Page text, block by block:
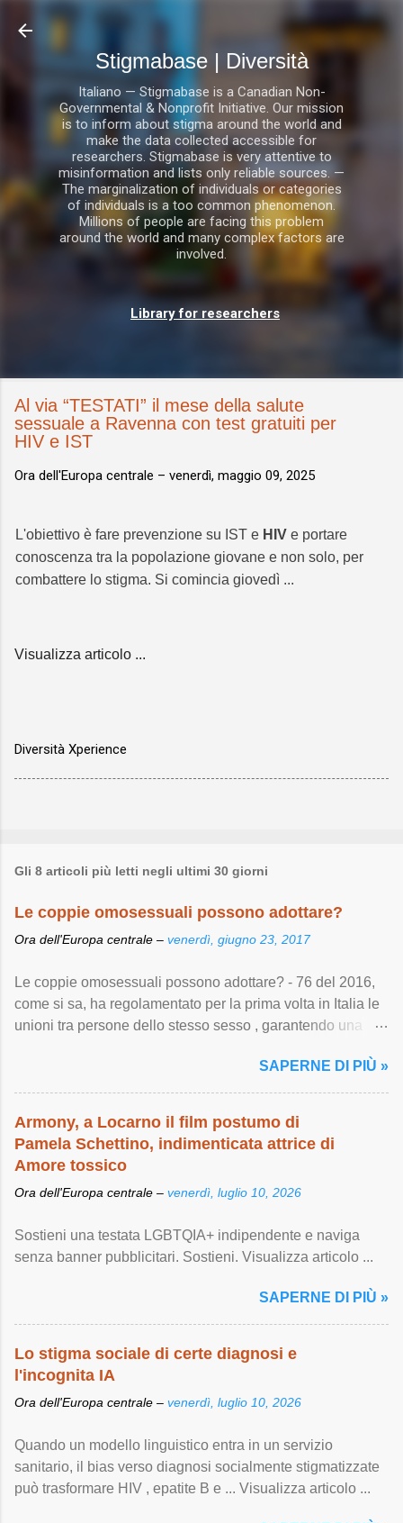
Passa ai contenuti principali
Stigmabase | Diversità
Italiano — Stigmabase is a Canadian Non-
Governmental & Nonprofit Initiative. Our mission
is to inform about stigma around the world and
make the data collected accessible for
researchers. Stigmabase is very attentive to
misinformation and lists only reliable sources. —
The marginalization of individuals or categories
of individuals is a too common phenomenon.
Millions of people are facing this problem
around the world and many complex factors are
involved.
Library for researchers
Al via “TESTATI” il mese della salute
sessuale a Ravenna con test gratuiti per
HIV e IST
Ora dell'Europa centrale – venerdì, maggio 09, 2025
L'obiettivo è fare prevenzione su IST e HIV e portare
conoscenza tra la popolazione giovane e non solo, per
combattere lo stigma. Si comincia giovedì ...
Visualizza articolo ...
Diversità Xperience
Gli 8 articoli più letti negli ultimi 30 giorni
Le coppie omosessuali possono adottare?
Ora dell'Europa centrale – venerdì, giugno 23, 2017
Le coppie omosessuali possono adottare? - 76 del 2016,
come si sa, ha regolamentato per la prima volta in Italia le
unioni tra persone dello stesso sesso , garantendo una
SAPERNE DI PIÙ »
Armony, a Locarno il film postumo di
Pamela Schettino, indimenticata attrice di
Amore tossico
Ora dell'Europa centrale – venerdì, luglio 10, 2026
Sostieni una testata LGBTQIA+ indipendente e naviga
senza banner pubblicitari. Sostieni. Visualizza articolo ...
SAPERNE DI PIÙ »
Lo stigma sociale di certe diagnosi e
l'incognita IA
Ora dell'Europa centrale – venerdì, luglio 10, 2026
Quando un modello linguistico entra in un servizio
sanitario, il bias verso diagnosi socialmente stigmatizzate
può trasformare HIV , epatite B e ... Visualizza articolo ...